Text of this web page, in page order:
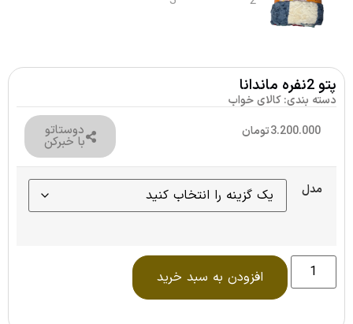
پتو 2نفره ماندانا
دسته بندی:کالای خواب
3.200.000تومان دوستاتو
با خبرکن
مدل
افزودن به سبد خرید